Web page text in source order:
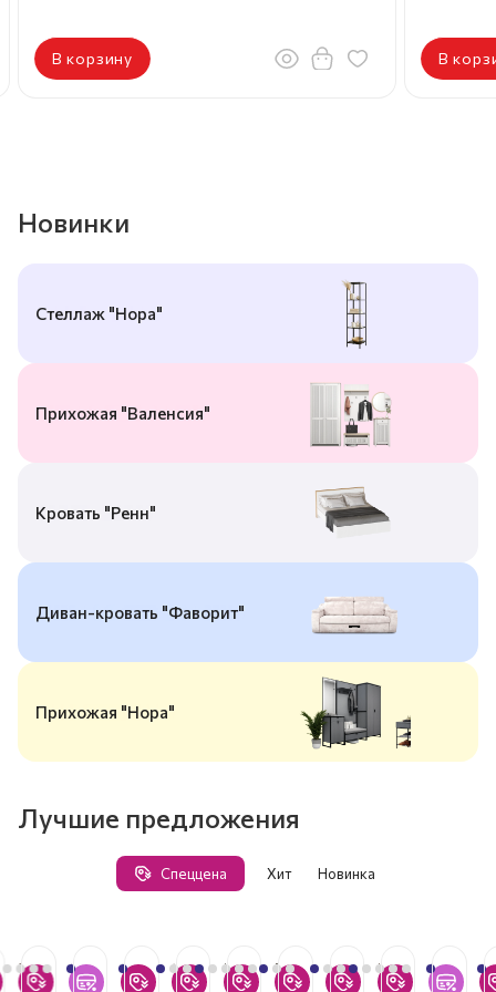
В корзину В
Новинки
Стеллаж "Нора"
Прихожая "Валенсия"
Кровать "Ренн"
Диван-кровать "Фаворит"
Прихожая "Нора"
Лучшие предложения
Спеццена Хит Новинка